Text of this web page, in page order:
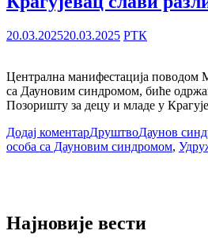
20.03.202520.03.2025 РТК
Централна манифестација поводом
са Дауновим синдромом, биће
Позоришту за децу и младе у
Додај коментарДруштвоДаунов
особа са Дауновим синдромом,
Најновије вести